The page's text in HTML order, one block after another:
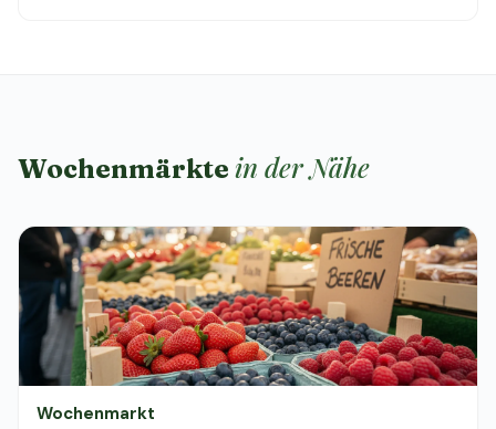
Wochenmärkte in der Nähe
Wochenmarkt